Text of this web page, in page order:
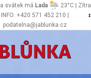
INFO: +420 571 452 210 |
podatelna@jablunka.cz
a svátek má Lada 23°C | Zítra